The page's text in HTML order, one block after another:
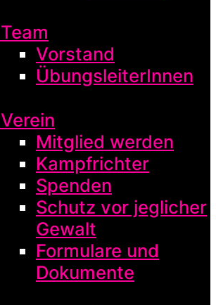
Team
Vorstand
ÜbungsleiterInnen
Verein
Mitglied werden
Kampfrichter
Spenden
Schutz vor jeglicher
Gewalt
Formulare und
Dokumente